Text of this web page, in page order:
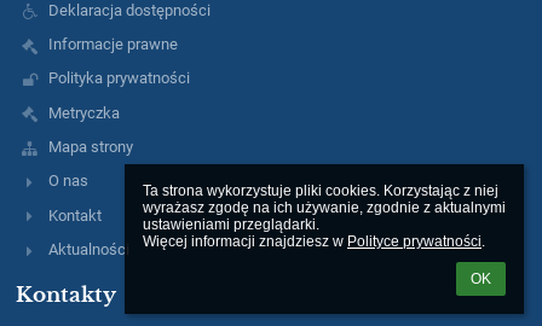
Ta strona wykorzystuje pliki cookies. Korzystając z niej
wyrażasz zgodę na ich używanie, zgodnie z aktualnymi
ustawieniami przeglądarki.
Więcej informacji znajdziesz w Polityce prywatności.
OK
Deklaracja dostępności
Informacje prawne
Polityka prywatności
Metryczka
Mapa strony
O nas
Kontakt
Aktualności
Kontakty